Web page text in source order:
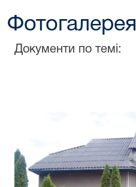
Фотогалерея
Документи по темі: